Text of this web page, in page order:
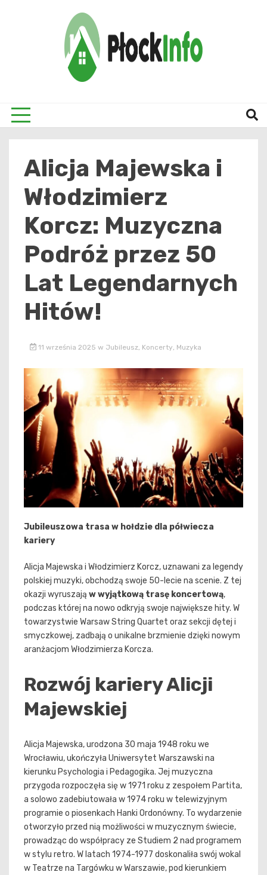
Alicja Majewska i
Włodzimierz
Korcz: Muzyczna
Podróż przez 50
Lat Legendarnych
Hitów!
11 września 2025 w Jubileusz, Koncerty Muzyka
Jubileuszowa trasa w hołdzie dla półwiecza
kariery
Alicja Majewska i Włodzimierz Korcz, uznawani za legendy
polskiej muzyki, obchodzą swoje 50-lecie na scenie. Z tej
okazji wyruszają w wyjątkową trasę koncertową,
podczas której na nowo odkryją swoje największe hity. W
towarzystwie Warsaw String Quartet oraz sekcji dętej i
smyczkowej, zadbają o unikalne brzmienie dzięki nowym
aranżacjom Włodzimierza Korcza.
Rozwój kariery Alicji
Majewskiej
Alicja Majewska, urodzona 30 maja 1948 roku we
Wrocławiu, ukończyła Uniwersytet Warszawski na
kierunku Psychologia i Pedagogika. Jej muzyczna
przygoda rozpoczęła się w 1971 roku z zespołem Partita,
a solowo zadebiutowała w 1974 roku w telewizyjnym
programie o piosenkach Hanki Ordonówny. To wydarzenie
otworzyło przed nią możliwości w muzycznym świecie,
prowadząc do współpracy ze Studiem 2 nad programem
w stylu retro. W latach 1974-1977 doskonaliła swój wokal
w Teatrze na Targówku w Warszawie, pod kierunkiem